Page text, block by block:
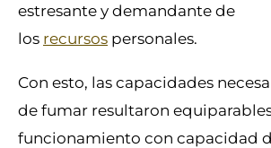
estresante y demandante de
los recursos personales.
Con esto, las capacidades
de fumar resultaron
funcionamiento con capacidad